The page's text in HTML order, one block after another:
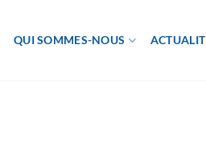
QUI SOMMES-NOUS